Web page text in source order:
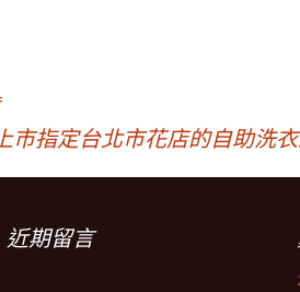
市指定台北市花店的自助洗
近期留言